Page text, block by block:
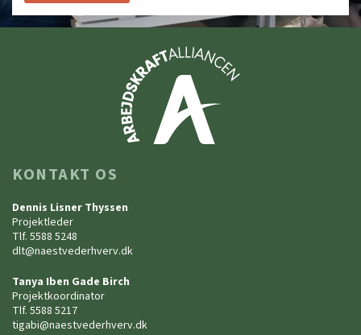
KONTAKT OS
Dennis Lisner Thyssen
Projektleder
Tlf. 5588 5248
dlt@naestvederhverv.dk
Tanya Iben Gade Birch
Projektkoordinator
Tlf. 5588 5217
tigabi@naestvederhverv.dk